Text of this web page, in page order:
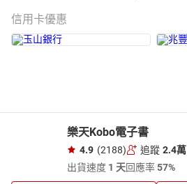
信用卡優惠
樂天Kobo電子書
4.9 (2188) 追蹤 2.4萬
出貨速度 1 天回應率57%